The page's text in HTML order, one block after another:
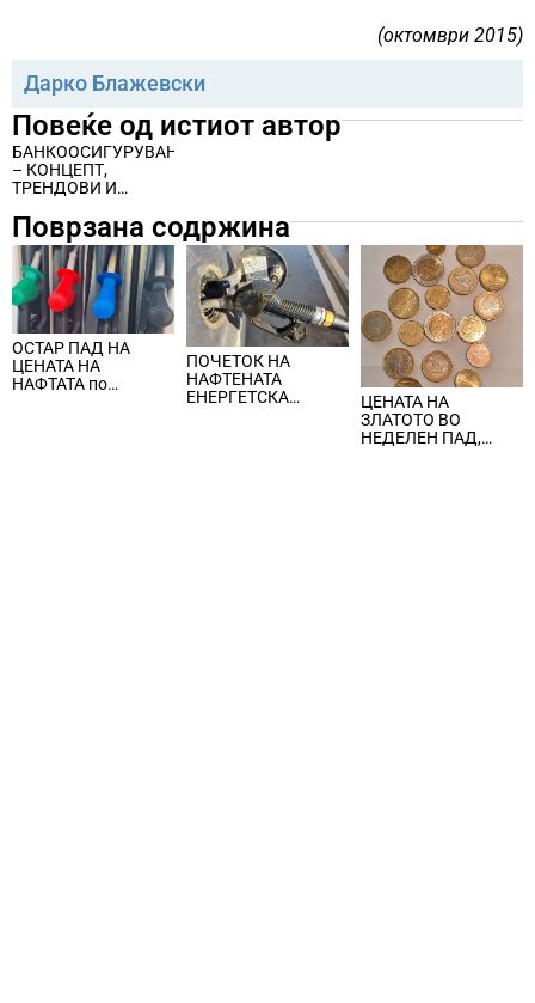
(октомври 2015)
Дарко Блажевски
Повеќе од истиот автор
БАНКООСИГУРУВАЊЕ
– КОНЦЕПТ,
ТРЕНДОВИ И
Поврзана содржина
ОСТАР ПАД НА
ЦЕНАТА НА
НАФТАТА по
ПОЧЕТОК НА
НАФТЕНАТА
ЕНЕРГЕТСКА
ЦЕНАТА НА
ЗЛАТОТО ВО
НЕДЕЛЕН ПАД,